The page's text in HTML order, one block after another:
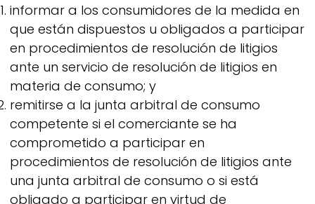
informar a los consumidores de la medida en
que están dispuestos u obligados a participar
en procedimientos de resolución de litigios
ante un servicio de resolución de litigios en
materia de consumo; y
remitirse a la junta arbitral de consumo
competente si el comerciante se ha
comprometido a participar en
procedimientos de resolución de litigios ante
una junta arbitral de consumo o si está
obligado a participar en virtud de